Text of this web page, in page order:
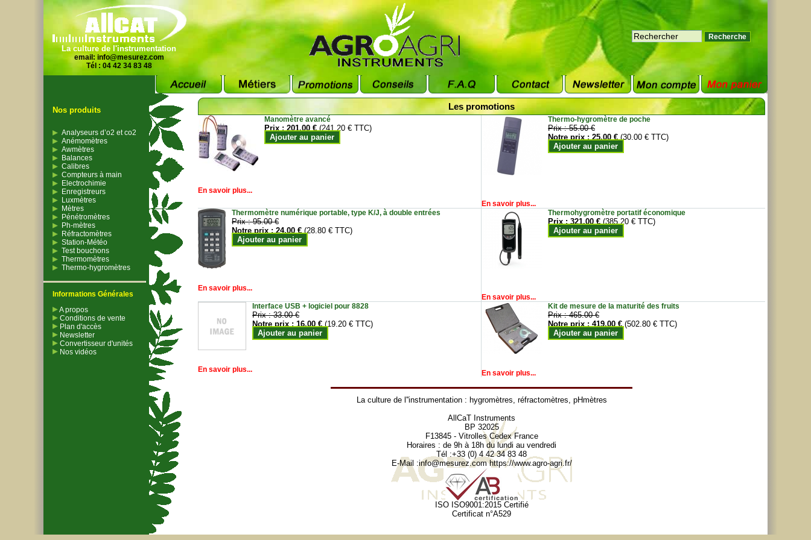
La culture de l'instrumentation
email: info@mesurez.com
Tél : 04 42 34 83 48
Nos produits
Analyseurs d’o2 et co2
Anémomètres
Awmètres
Balances
Calibres
Compteurs à main
Electrochimie
Enregistreurs
Luxmètres
Mètres
Pénétromètres
Ph-mètres
Réfractomètres
Station-Météo
Test bouchons
Thermomètres
Thermo-hygromètres
Informations Générales
A propos
Conditions de vente
Plan d'accès
Newsletter
Convertisseur d'unités
Nos vidéos
Les promotions
Manomètre avancé
Prix :201.00 € (241.20 € TTC)
Ajouter au panier
En savoir plus...
Thermo-hygromètre de poche
Prix :55.00 €
Notre prix :25.00 € (30.00 € TTC)
Ajouter au panier
En savoir plus...
Thermomètre numérique portable, type K/J, à double entrées
Prix :95.00 €
Notre prix :24.00 € (28.80 € TTC)
Ajouter au panier
En savoir plus...
Thermohygromètre portatif économique
Prix :321.00 € (385.20 € TTC)
Ajouter au panier
En savoir plus...
Interface USB + logiciel pour 8828
Prix :33.00 €
Notre prix :16.00 € (19.20 € TTC)
Ajouter au panier
En savoir plus...
Kit de mesure de la maturité des fruits
Prix :465.00 €
Notre prix :419.00 € (502.80 € TTC)
Ajouter au panier
En savoir plus...
La culture de l''instrumentation : hygromètres, réfractomètres, pHmètres
AllCaT Instruments
BP 32025
F13845 - Vitrolles Cedex France
Horaires : de 9h à 18h du lundi au vendredi
Tél :+33 (0) 4 42 34 83 48
E-Mail :info@mesurez.com https://www.agro-agri.fr/
ISO ISO9001:2015 Certifié
Certificat n°A529